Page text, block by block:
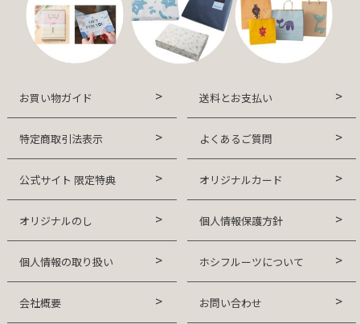
お買い物ガイド 送料とお支払い
特定商取引法表示 よくあるご質問
公式サイト 限定特典 オリジナルカード
オリジナルのし 個人情報保護方針
個人情報の取り扱い ホシフルーツについて
会社概要 お問い合わせ